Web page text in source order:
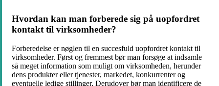
Hvordan kan man forberede sig på uopfordret
kontakt til virksomheder?
Forberedelse er nøglen til en succesfuld uopfordret kontakt til
virksomheder. Først og fremmest bør man forsøge at indsamle
så meget information som muligt om virksomheden, herunder
dens produkter eller tjenester, markedet, konkurrenter og
eventuelle ledige stillinger. Derudover bør man identificere de